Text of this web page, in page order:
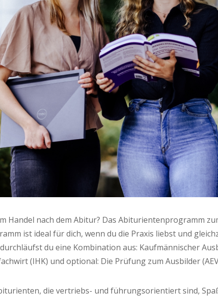
Han­del nach dem Abitur? Das Abitu­ri­en­ten­pro­gramm
ist ide­al für dich, wenn du die Pra­xis liebst und
du eine Kom­bi­na­ti­on aus: Kauf­män­ni­scher
(IHK) und optio­nal: Die Prü­fung zum Aus­bil­der
die ver­triebs- und füh­rungs­ori­en­tiert sind,